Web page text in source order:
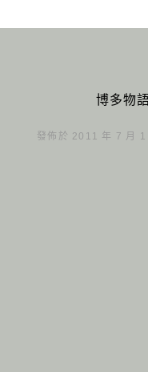
博多物
發佈於 2011 年 7 月